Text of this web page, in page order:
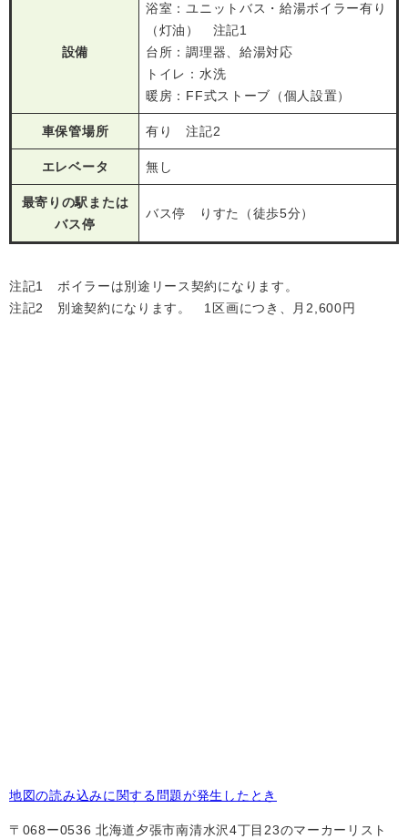
設備
浴室：ユニットバス・給湯ボイラー有り
（灯油） 注記1
台所：調理器、給湯対応
トイレ：水洗
暖房：FF式ストーブ（個人設置）
車保管場所 有り 注記2
エレベータ 無し
最寄りの駅または
バス停
バス停 りすた（徒歩5分）
注記1 ボイラーは別途リース契約になります。
注記2 別途契約になります。 1区画につき、月2,600円
地図の読み込みに関する問題が発生したとき
〒068ー0536 北海道夕張市南清水沢4丁目23のマーカーリスト